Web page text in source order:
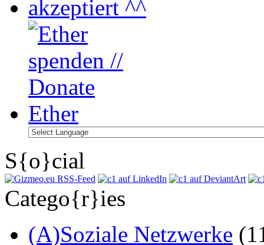
S{o}cial
Catego{r}ies
(A)Soziale Netzwerke